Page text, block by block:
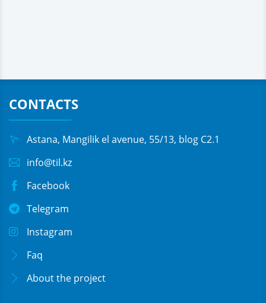
CONTACTS
Astana, Mangilik el avenue, 55/13, blog C2.1
info@til.kz
Facebook
Telegram
Instagram
Faq
About the project